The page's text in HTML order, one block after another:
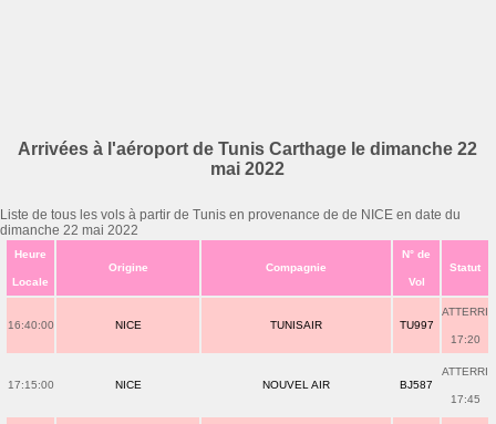
Arrivées à l'aéroport de Tunis Carthage le dimanche 22
mai 2022
Liste de tous les vols à partir de Tunis en provenance de de NICE en date du
dimanche 22 mai 2022
Heure
Locale
Origine Compagnie
N° de
Vol
Statut
16:40:00 NICE TUNISAIR TU997
ATTERRI
17:20
17:15:00 NICE NOUVEL AIR BJ587
ATTERRI
17:45